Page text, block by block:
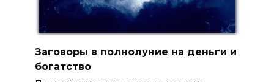
Заговоры в полнолуние на деньги и
богатство